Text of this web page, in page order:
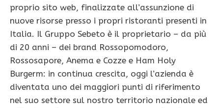
proprio sito web, finalizzate all’assunzione di
nuove risorse presso i propri ristoranti presenti in
Italia. Il Gruppo Sebeto è il proprietario – da più
di 20 anni – dei brand Rossopomodoro,
Rossosapore, Anema e Cozze e Ham Holy
Burgerm: in continua crescita, oggi l’azienda è
diventata uno dei maggiori punti di riferimento
nel suo settore sul nostro territorio nazionale ed